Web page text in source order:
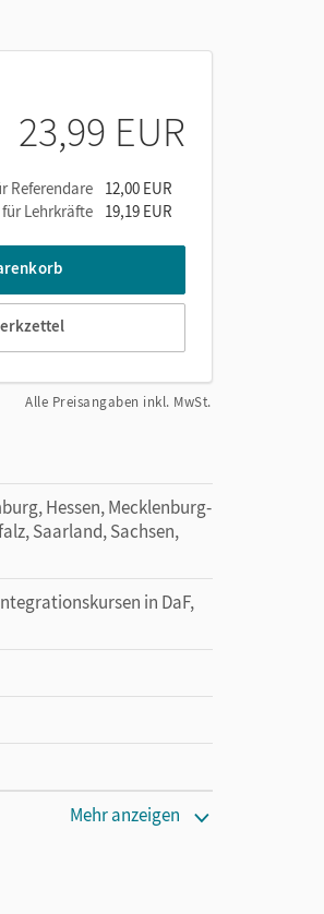
23,99 EUR
Referendare
12,00 EUR
Lehrkräfte
19,19 EUR
Alle Preisangaben inkl. MwSt.
Hessen, Mecklenburg-
Saarland, Sachsen,
in DaF,
Mehr anzeigen